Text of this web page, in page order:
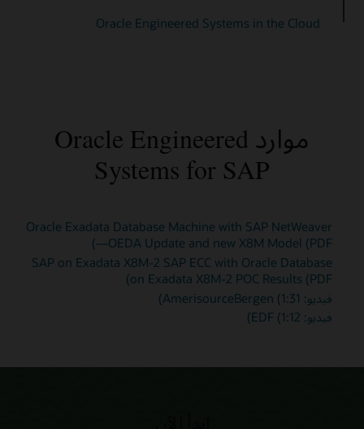
Oracle Engineered Systems in the Cloud
موارد Oracle Engineered
Systems for SAP
Oracle Exadata Database Machine with SAP NetWeaver
—OEDA Update and new X8M Model (PDF)
SAP on Exadata X8M-2 SAP ECC with Oracle Database
on Exadata X8M-2 POC Results (PDF)
فيديو: AmerisourceBergen (1:31)
فيديو: EDF (1:12)